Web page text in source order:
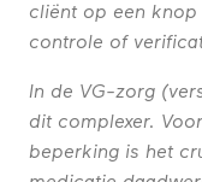
cliënt op een
controle of
In de VG-zorg
dit complexer.
beperking is het